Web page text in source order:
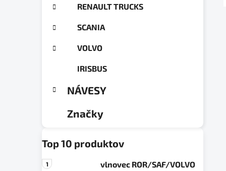
RENAULT TRUCKS
SCANIA
VOLVO
IRISBUS
NÁVESY
Značky
Top 10 produktov
vlnovec ROR/SAF/VOLVO